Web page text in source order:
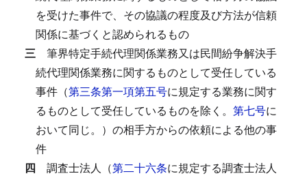
を受けた事件で、その協議の程度及び方法が信頼
関係に基づくと認められるもの
三 筆界特定手続代理関係業務又は民間紛争解決手
続代理関係業務に関するものとして受任している
事件（第三条第一項第五号に規定する業務に関す
るものとして受任しているものを除く。 第七号に
おいて同じ。）の相手方からの依頼による他の事
件
四 調査士法人（第二十六条に規定する調査士法人